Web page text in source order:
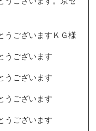
うございますＫＧ様
うございます
うございます
うございます
うございます